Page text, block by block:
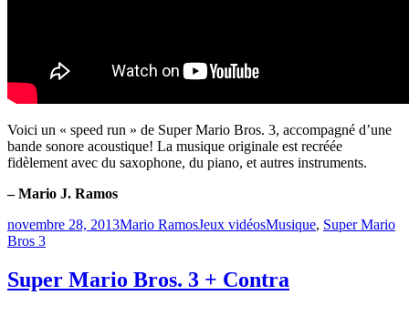
Voici un « speed run » de Super Mario Bros. 3, accompagné d’une
bande sonore acoustique! La musique originale est recréée
fidèlement avec du saxophone, du piano, et autres instruments.
– Mario J. Ramos
Publié
le
novembre 28, 2013Mario RamosCatégories
Jeux vidéosÉtiquettes
Musique, Super Mario
Bros 3
Super Mario Bros. 3 + Contra